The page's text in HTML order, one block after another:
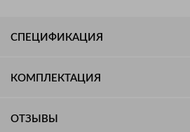
СПЕЦИФИКАЦИЯ
КОМПЛЕКТАЦИЯ
ОТЗЫВЫ